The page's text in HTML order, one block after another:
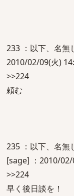
233 ：以下、名無
2010/02/09(火)
>>224
頼む
235 ：以下、名無
[sage] ：2010/02/
>>224
早く後日談を！